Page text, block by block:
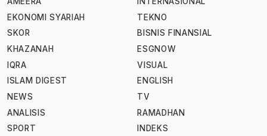
EKONOMI SYARIAH
SKOR
KHAZANAH
IQRA
ISLAM DIGEST
NEWS
ANALISIS
SPORT
TEKNO
BISNIS FINANSIAL
ESGNOW
VISUAL
ENGLISH
TV
RAMADHAN
INDEKS